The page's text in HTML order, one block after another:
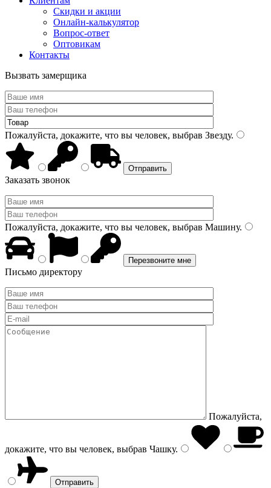
Скидки и акции
Онлайн-калькулятор
Вопрос-ответ
Оптовикам
Контакты
Вызвать замерщика
Пожалуйста, докажите, что вы человек, выбрав Звезду.
Заказать звонок
Пожалуйста, докажите, что вы человек, выбрав Машину.
Письмо директору
Пожалуйста,
докажите, что вы человек, выбрав Чашку.